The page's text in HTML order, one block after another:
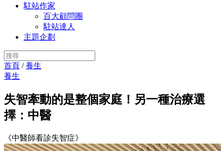
駐站作家
百大顧問團
駐站達人
主題企劃
首頁 /養生
養生
失智牽動的是整個家庭！另一種治療選
擇：中醫
《中醫師看診失智症》